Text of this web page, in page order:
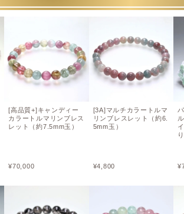
[高品質+]キャンディー
カラートルマリンブレス
レット（約7.5mm玉）
¥70,000
[3A]マルチカラートルマ
リンブレスレット（約6.
5mm玉）
¥4,800
り
¥